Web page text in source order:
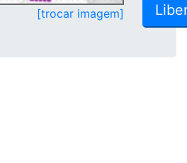
[trocar imagem]